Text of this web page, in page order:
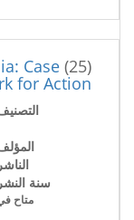
(25)
Case
for Action
الناشر
سنة النشر
متاح